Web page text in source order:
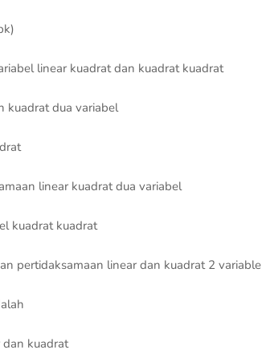
linear kuadrat dan kuadrat kuadrat
kuadrat dua variabel
linear kuadrat dua variabel
kuadrat kuadrat
pertidaksamaan linear dan kuadrat 2 variable
dan kuadrat